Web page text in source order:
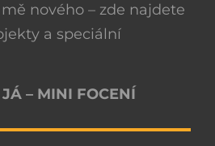
nového – zde najdete
a speciální
– MINI FOCENÍ